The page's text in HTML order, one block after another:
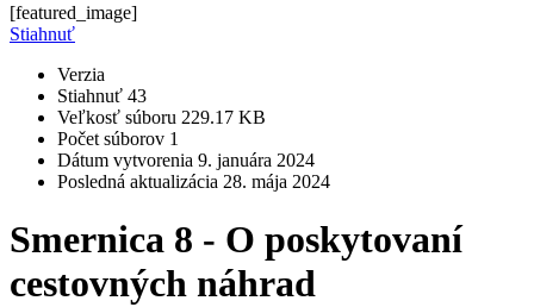
[featured_image]
Stiahnuť
Verzia
Stiahnuť 43
Veľkosť súboru 229.17 KB
Počet súborov 1
Dátum vytvorenia 9. januára 2024
Posledná aktualizácia 28. mája 2024
Smernica 8 - O poskytovaní
cestovných náhrad